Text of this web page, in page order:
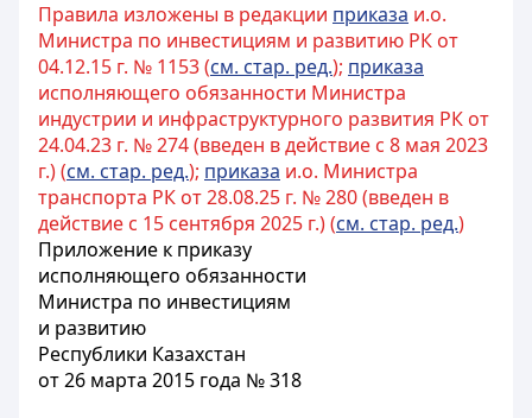
Правила изложены в редакции приказа и.о.
Министра по инвестициям и развитию РК от
04.12.15 г. № 1153 (см. стар. ред.); приказа
исполняющего обязанности Министра
индустрии и инфраструктурного развития РК от
24.04.23 г. № 274 (введен в действие с 8 мая 2023
г.) (см. стар. ред.); приказа и.о. Министра
транспорта РК от 28.08.25 г. № 280 (введен в
действие с 15 сентября 2025 г.) (см. стар. ред.)
Приложение к приказу
исполняющего обязанности
Министра по инвестициям
и развитию
Республики Казахстан
от 26 марта 2015 года № 318